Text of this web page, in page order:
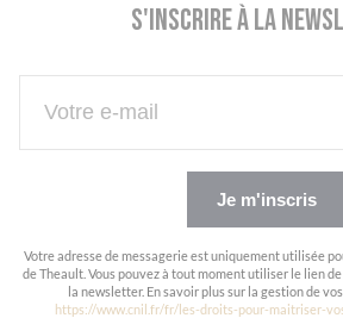
S'inscrire à la
Je m'inscris
Votre adresse de messagerie est uniquement utilisée
de Theault. Vous pouvez à tout moment utiliser le lien
la newsletter. En savoir plus sur la gestion de
https://www.cnil.fr/fr/les-droits-pour-maitriser-